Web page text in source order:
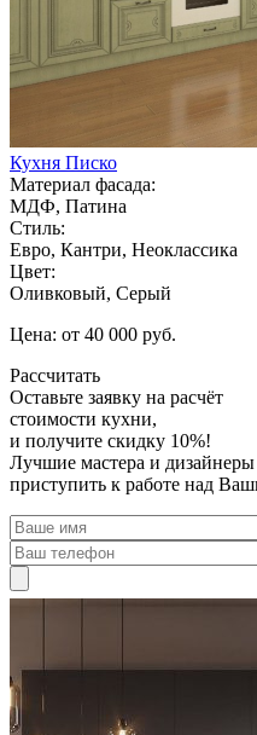
Кухня Писко
Материал фасада:
МДФ, Патина
Стиль:
Евро, Кантри, Неоклассика
Цвет:
Оливковый, Серый
Цена: от 40 000 руб.
Рассчитать
Оставьте заявку на расчёт
стоимости кухни,
и получите скидку 10%!
Лучшие мастера и
приступить к работе над